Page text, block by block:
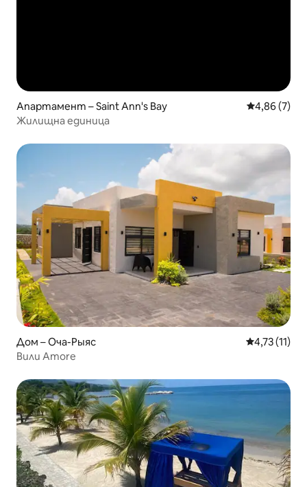
Апартамент – Saint Ann's Bay Средна
4,86 (7)
Жилищна единица
Дом – Оча-Рыяс Средна
4,73 (11)
Вили Amore